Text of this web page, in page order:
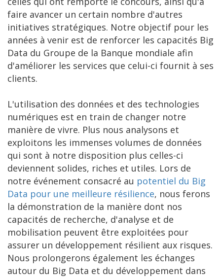
faire avancer un certain nombre d'autres
initiatives stratégiques. Notre objectif pour les
années à venir est de renforcer les capacités Big
Data du Groupe de la Banque mondiale afin
d'améliorer les services que celui-ci fournit à ses
clients.
L'utilisation des données et des technologies
numériques est en train de changer notre
manière de vivre. Plus nous analysons et
exploitons les immenses volumes de données
qui sont à notre disposition plus celles-ci
deviennent solides, riches et utiles. Lors de
notre événement consacré au potentiel du Big
Data pour une meilleure résilience, nous ferons
la démonstration de la manière dont nos
capacités de recherche, d'analyse et de
mobilisation peuvent être exploitées pour
assurer un développement résilient aux risques.
Nous prolongerons également les échanges
autour du Big Data et du développement dans